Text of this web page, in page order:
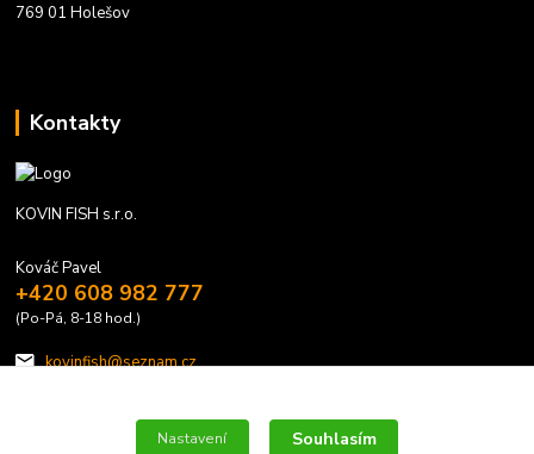
769 01 Holešov
Kontakty
KOVIN FISH s.r.o.
Kováč Pavel
+420 608 982 777
(Po-Pá, 8-18 hod.)
kovinfish@seznam.cz
Nastavení Souhlasím